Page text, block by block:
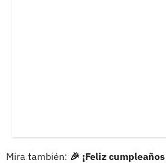
Mira también: 🎉 ¡Feliz